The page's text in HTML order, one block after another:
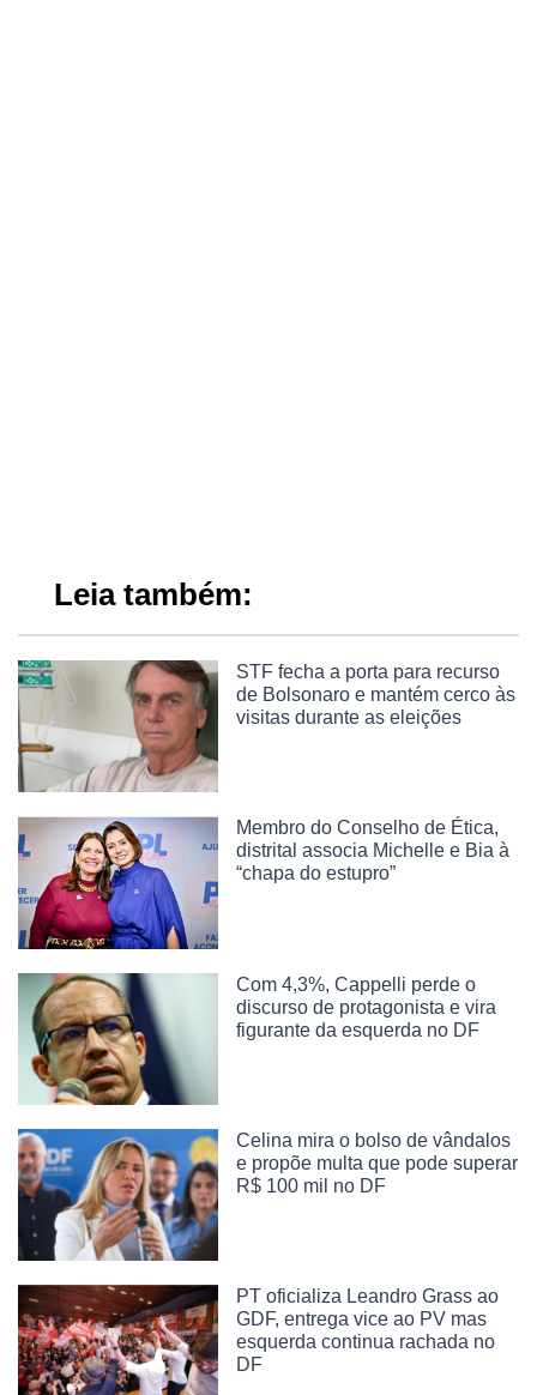
Leia também:
STF fecha a porta para recurso
de Bolsonaro e mantém cerco às
visitas durante as eleições
Membro do Conselho de Ética,
distrital associa Michelle e Bia à
“chapa do estupro”
Com 4,3%, Cappelli perde o
discurso de protagonista e vira
figurante da esquerda no DF
Celina mira o bolso de vândalos
e propõe multa que pode superar
R$ 100 mil no DF
PT oficializa Leandro Grass ao
GDF, entrega vice ao PV mas
esquerda continua rachada no
DF